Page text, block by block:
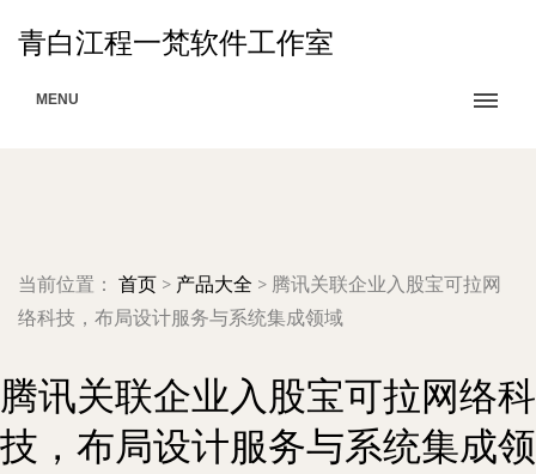
青白江程一梵软件工作室
MENU
当前位置： 首页 > 产品大全 > 腾讯关联企业入股宝可拉网
络科技，布局设计服务与系统集成领域
腾讯关联企业入股宝可拉网络科
技，布局设计服务与系统集成领